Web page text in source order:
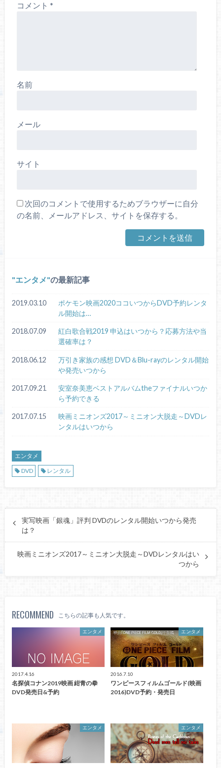
コメント *
名前
メール
サイト
次回のコメントで使用するためブラウザーに自分
の名前、メールアドレス、サイトを保存する。
エンタメ の最新記事
2019.03.10
ポケモン映画2020ココいつからDVD予約レンタ
ル開始は…
2018.07.09
紅白歌合戦2019 申込はいつから？応募方法や当
選確率は？
2018.06.12
万引き家族の感想 DVD＆Blu-rayのレンタル開始
や発売いつから
2017.09.21
安室奈美恵ベストアルバムtheファイナルいつか
ら予約できる
2017.07.15
映画ミニオンズ2017～ミニオン大脱走～DVDレ
ンタルはいつから
エンタメ
DVD
レンタル
実写映画「銀魂」評判 DVDのレンタル開始いつから発売
は？
映画ミニオンズ2017～ミニオン大脱走～DVDレンタルはい
つから
RECOMMEND こちらの記事も人気です。
エンタメ
2017.4.16
名探偵コナン2019映画 紺青の拳
DVD発売日&予約
エンタメ
2016.7.10
ワンピースフィルムゴールド(映画
2016)DVD予約・発売日
エンタメ エンタメ